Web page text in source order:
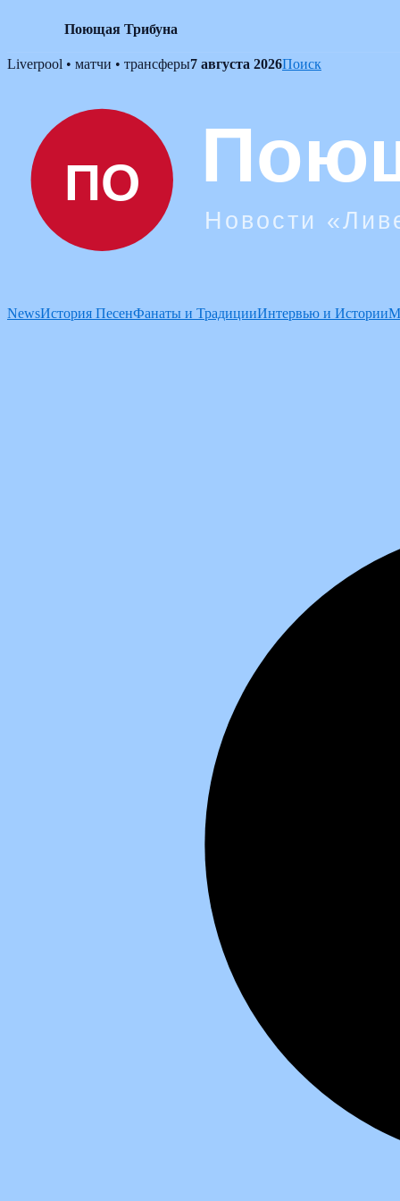
Поющая Трибуна
Skip
Liverpool • матчи • трансферы7 августа 2026Поиск
NewsИстория ПесенФанаты и ТрадицииИнтервью и Истории